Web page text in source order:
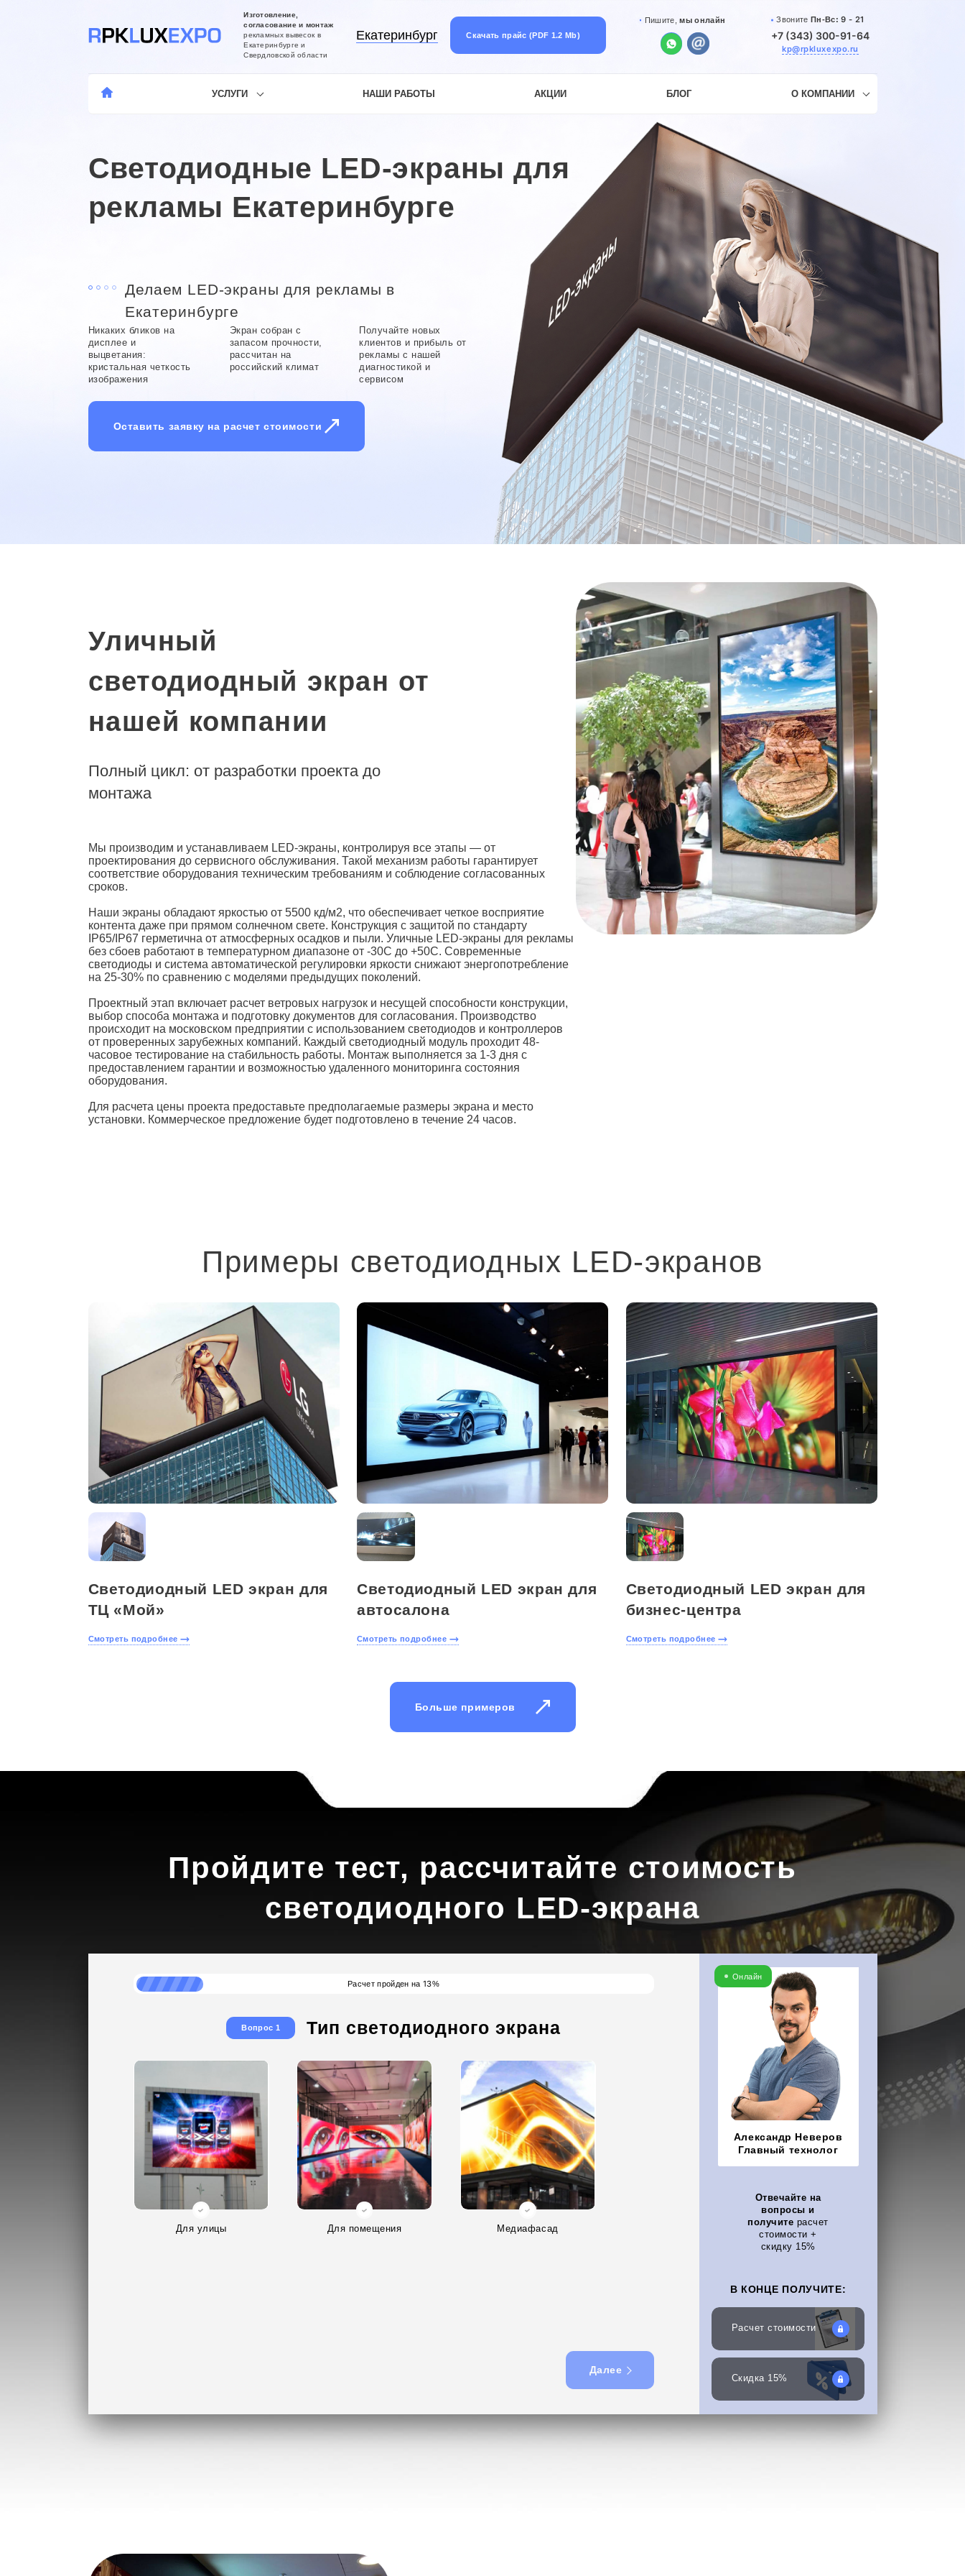
Изготовление,
согласование и монтаж
рекламных вывесок в
Екатеринбурге и
Свердловской области
Екатеринбург Скачать прайс (PDF 1.2 Mb)
Пишите,мы онлайн Звоните Пн-Вс:9 - 21
+7 (343) 300-91-64
kp@rpkluxexpo.ru
УСЛУГИ НАШИ РАБОТЫ АКЦИИ БЛОГ О КОМПАНИИ
Светодиодные LED-экраны для
рекламы Екатеринбурге
Делаем LED-экраны для рекламы в
Екатеринбурге
Никаких бликов на
дисплее и
выцветания:
кристальная четкость
изображения
Экран собран с
запасом прочности,
рассчитан на
российский климат
Получайте новых
клиентов и прибыль от
рекламы с нашей
диагностикой и
сервисом
Оставить заявку на расчет стоимости
Уличный
светодиодный экран от
нашей компании
Полный цикл: от разработки проекта до
монтажа
Мы производим и устанавливаем LED-экраны, контролируя все этапы — от
проектирования до сервисного обслуживания. Такой механизм работы гарантирует
соответствие оборудования техническим требованиям и соблюдение согласованных
сроков.
Наши экраны обладают яркостью от 5500 кд/м2, что обеспечивает четкое восприятие
контента даже при прямом солнечном свете. Конструкция с защитой по стандарту
IP65/IP67 герметична от атмосферных осадков и пыли. Уличные LED-экраны для рекламы
без сбоев работают в температурном диапазоне от -30C до +50C. Современные
светодиоды и система автоматической регулировки яркости снижают энергопотребление
на 25-30% по сравнению с моделями предыдущих поколений.
Проектный этап включает расчет ветровых нагрузок и несущей способности конструкции,
выбор способа монтажа и подготовку документов для согласования. Производство
происходит на московском предприятии с использованием светодиодов и контроллеров
от проверенных зарубежных компаний. Каждый светодиодный модуль проходит 48-
часовое тестирование на стабильность работы. Монтаж выполняется за 1-3 дня с
предоставлением гарантии и возможностью удаленного мониторинга состояния
оборудования.
Для расчета цены проекта предоставьте предполагаемые размеры экрана и место
установки. Коммерческое предложение будет подготовлено в течение 24 часов.
Примеры светодиодных LED-экранов
Светодиодный LED экран для
ТЦ «Мой»
Смотреть подробнее
Светодиодный LED экран для
автосалона
Смотреть подробнее
Светодиодный LED экран для
бизнес-центра
Смотреть подробнее
Больше примеров
Пройдите тест, рассчитайте стоимость
светодиодного LED-экрана
Расчет пройден на13%
Вопрос 1 Тип светодиодного экрана
Для улицы Для помещения Медиафасад
Далее
Онлайн
Александр Неверов
Главный технолог
Отвечайте на
вопросы и
получите расчет
стоимости +
скидку 15%
В КОНЦЕ ПОЛУЧИТЕ:
Расчет стоимости
Скидка 15%